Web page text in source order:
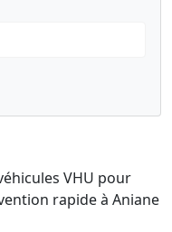
VHU pour
rapide à Aniane